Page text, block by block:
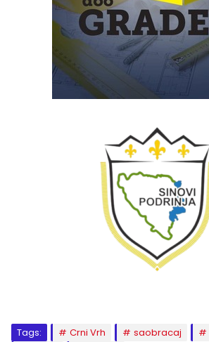
Tags: Crni Vrh saobracaj